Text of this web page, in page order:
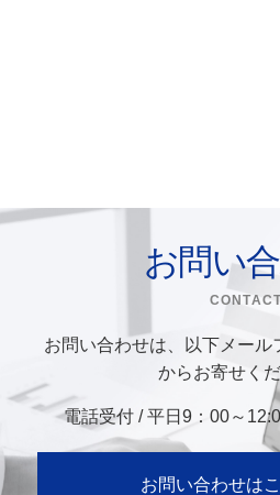
お問い
お問い合わせは、以下メール
からお寄せくだ
電話受付 / 平日9：00～
お問い合わせは